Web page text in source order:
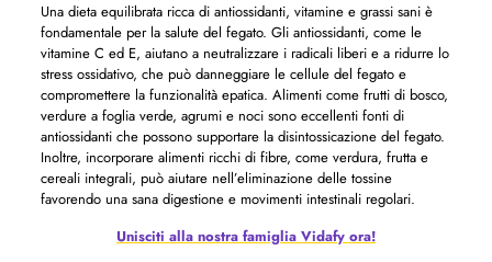
Una dieta equilibrata ricca di antiossidanti, vitamine e grassi sani è
fondamentale per la salute del fegato. Gli antiossidanti, come le
vitamine C ed E, aiutano a neutralizzare i radicali liberi e a ridurre lo
stress ossidativo, che può danneggiare le cellule del fegato e
compromettere la funzionalità epatica. Alimenti come frutti di bosco,
verdure a foglia verde, agrumi e noci sono eccellenti fonti di
antiossidanti che possono supportare la disintossicazione del fegato.
Inoltre, incorporare alimenti ricchi di fibre, come verdura, frutta e
cereali integrali, può aiutare nell’eliminazione delle tossine
favorendo una sana digestione e movimenti intestinali regolari.
Unisciti alla nostra famiglia Vidafy ora!